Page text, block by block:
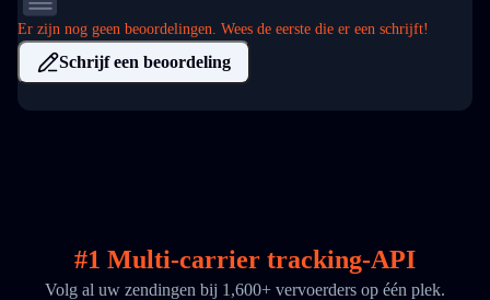
Er zijn nog geen beoordelingen. Wees de eerste die er een schrijft!
Schrijf een beoordeling
#1 Multi-carrier tracking-API
Volg al uw zendingen bij 1,600+ vervoerders op één plek.